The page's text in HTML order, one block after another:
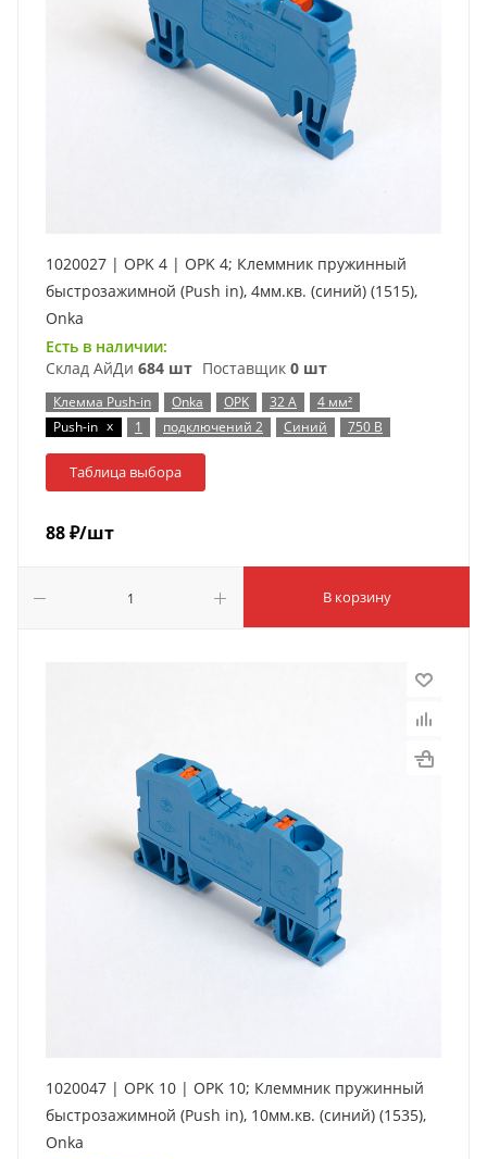
1020027 | OPK 4 | OPK 4; Клеммник пружинный
быстрозажимной (Push in), 4мм.кв. (синий) (1515),
Onka
Есть в наличии:
Склад АйДи 684 шт Поставщик 0 шт
Клемма Push-in Onka OPK 32 А
4 мм²
Push-in x 1 подключений 2 Синий 750 В
Таблица выбора
88₽/шт
В корзину
1020047 | OPK 10 | OPK 10; Клеммник пружинный
быстрозажимной (Push in), 10мм.кв. (синий) (1535),
Onka